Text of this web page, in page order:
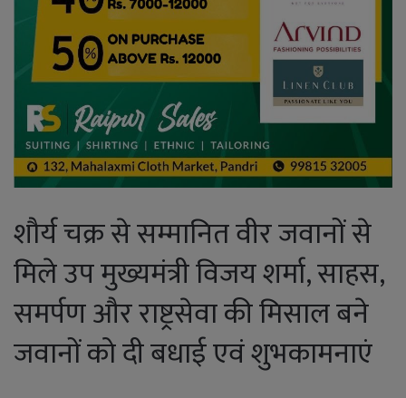
शौर्य चक्र से सम्मानित वीर जवानों से
मिले उप मुख्यमंत्री विजय शर्मा, साहस,
समर्पण और राष्ट्रसेवा की मिसाल बने
जवानों को दी बधाई एवं शुभकामनाएं